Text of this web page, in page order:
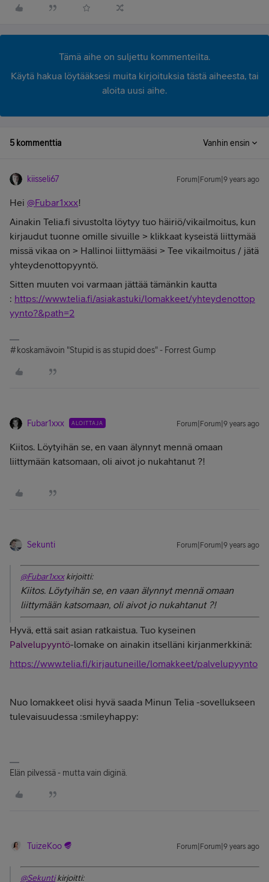
Tämä aihe on suljettu kommenteilta.
Käytä hakua löytääksesi muita kirjoituksia tästä aiheesta, tai
aloita uusi aihe.
5 kommenttia Vanhin ensin
kiisseli67 Forum|Forum|9 years ago
Hei @Fubar1xxx!
Ainakin Telia.fi sivustolta löytyy tuo häiriö/vikailmoitus, kun
kirjaudut tuonne omille sivuille > klikkaat kyseistä liittymää
missä vikaa on > Hallinoi liittymääsi > Tee vikailmoitus / jätä
yhteydenottopyyntö.
Sitten muuten voi varmaan jättää tämänkin kautta
: https://www.telia.fi/asiakastuki/lomakkeet/yhteydenottop
yynto?&path=2
#koskamävoin "Stupid is as stupid does" - Forrest Gump
Fubar1xxx ALOITTAJA Forum|Forum|9 years ago
Kiitos. Löytyihän se, en vaan älynnyt mennä omaan
liittymään katsomaan, oli aivot jo nukahtanut ?!
Sekunti Forum|Forum|9 years ago
@Fubar1xxxkirjoitti:
Kiitos. Löytyihän se, en vaan älynnyt mennä omaan
liittymään katsomaan, oli aivot jo nukahtanut ?!
Hyvä, että sait asian ratkaistua. Tuo kyseinen
Palvelupyyntö-lomake on ainakin itselläni kirjanmerkkinä:
https://www.telia.fi/kirjautuneille/lomakkeet/palvelupyynto
Nuo lomakkeet olisi hyvä saada Minun Telia -sovellukseen
tulevaisuudessa :smileyhappy:
Elän pilvessä - mutta vain diginä.
TuizeKoo Forum|Forum|9 years ago
@Sekuntikirjoitti: